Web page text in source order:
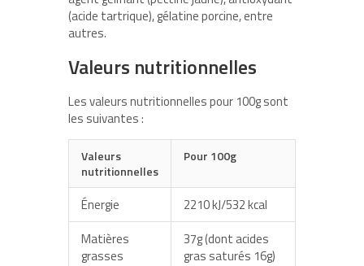
(acide tartrique), gélatine porcine, entre
autres.
Valeurs nutritionnelles
Les valeurs nutritionnelles pour 100g sont
les suivantes :
Valeurs
nutritionnelles
Pour 100g
Énergie
2210 kJ/532 kcal
Matières
grasses
37g (dont acides
gras saturés 16g)